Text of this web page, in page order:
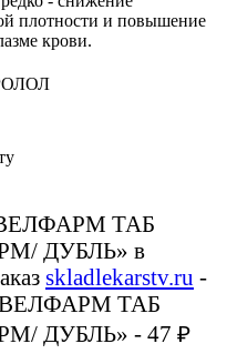
плотности и повышение
крови.
ТАБ
ДУБЛЬ» в
skladlekarstv.ru -
ТАБ
ДУБЛЬ» - 47 ₽